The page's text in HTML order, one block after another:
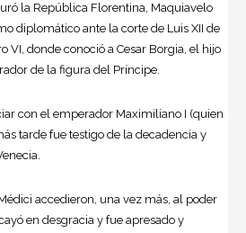
la República Florentina, Maquiavelo
diplomático ante la corte de Luis XII de
VI, donde conoció a Cesar Borgia, el hijo
de la figura del Príncipe.
con el emperador Maximiliano I (quien
tarde fue testigo de la decadencia y
accedieron, una vez más, al poder
en desgracia y fue apresado y